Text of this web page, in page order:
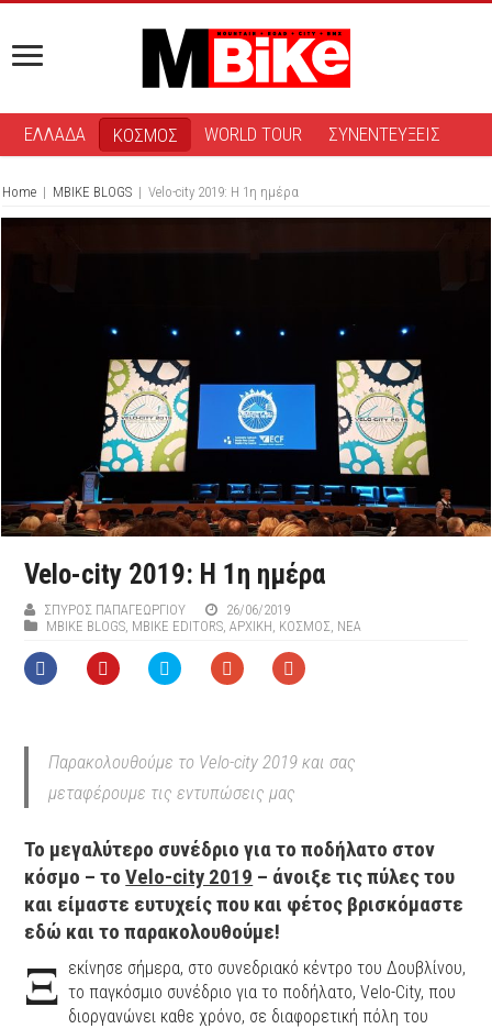
ΕΛΛΑΔΑ ΚΟΣΜΟΣ WORLD TOUR ΣΥΝΕΝΤΕΥΞΕΙΣ
Home | MBIKE BLOGS | Velo-city 2019: H 1η ημέρα
Velo-city 2019: H 1η ημέρα
ΣΠΎΡΟΣ ΠΑΠΑΓΕΩΡΓΊΟΥ
26/06/2019
MBIKE BLOGS, MBIKE EDITORS,ΑΡΧΙΚΉ, ΚΟΣΜΟΣ, ΝΕΑ
Παρακολουθούμε το Velo-city 2019 και σας
μεταφέρουμε τις εντυπώσεις μας
Το μεγαλύτερο συνέδριο για το ποδήλατο στον
κόσμο – τοVelo-city 2019 – άνοιξε τις πύλες του
και είμαστε ευτυχείς που και φέτος βρισκόμαστε
εδώ και το παρακολουθούμε!
Ξ εκίνησε σήμερα, στο συνεδριακό κέντρο του Δουβλίνου,
το παγκόσμιο συνέδριο για το ποδήλατο, Velo-City, που
διοργανώνει καθε χρόνο, σε διαφορετική πόλη του